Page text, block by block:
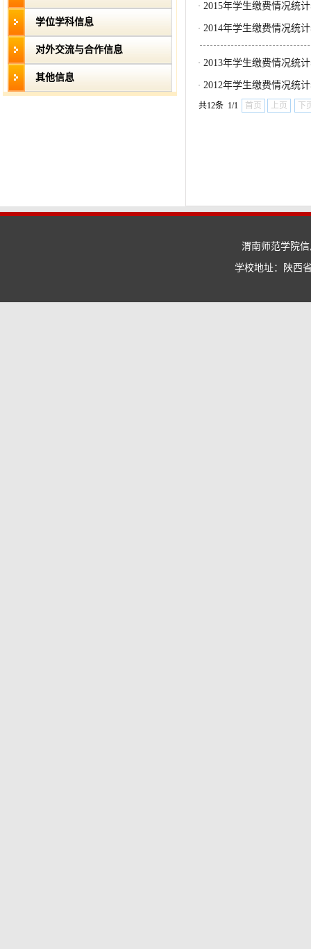
学位学科信息
对外交流与合作信息
其他信息
· 2015年学生缴费情况统
· 2014年学生缴费情况统
· 2013年学生缴费情况统
· 2012年学生缴费情况统
共12条 1/1 首页 上页 下
渭南师范学院
学校地址：陕西